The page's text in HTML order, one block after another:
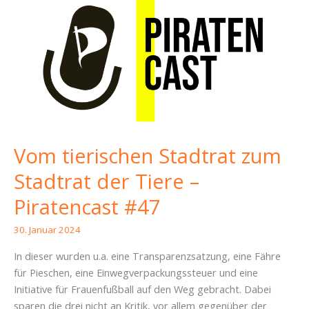
Vom tierischen Stadtrat zum
Stadtrat der Tiere –
Piratencast #47
30. Januar 2024
In dieser wurden u.a. eine Transparenzsatzung, eine Fähre
für Pieschen, eine Einwegverpackungssteuer und eine
Initiative für Frauenfußball auf den Weg gebracht. Dabei
sparen die drei nicht an Kritik, vor allem gegenüber der